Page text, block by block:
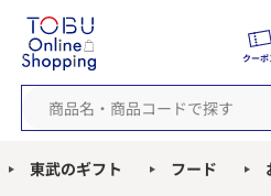
クーポ
東武のギフト フード